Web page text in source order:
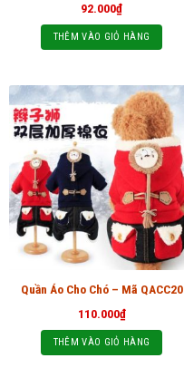
92.000₫
THÊM VÀO GIỎ HÀNG
Quần Áo Cho Chó – Mã QACC20
110.000₫
THÊM VÀO GIỎ HÀNG